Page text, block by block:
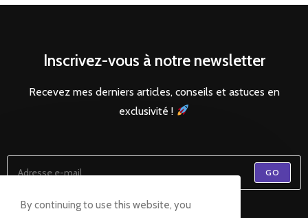
Inscrivez-vous à notre newsletter
Recevez mes derniers articles, conseils et astuces en
exclusivité !
GO
By continuing to use this website, you